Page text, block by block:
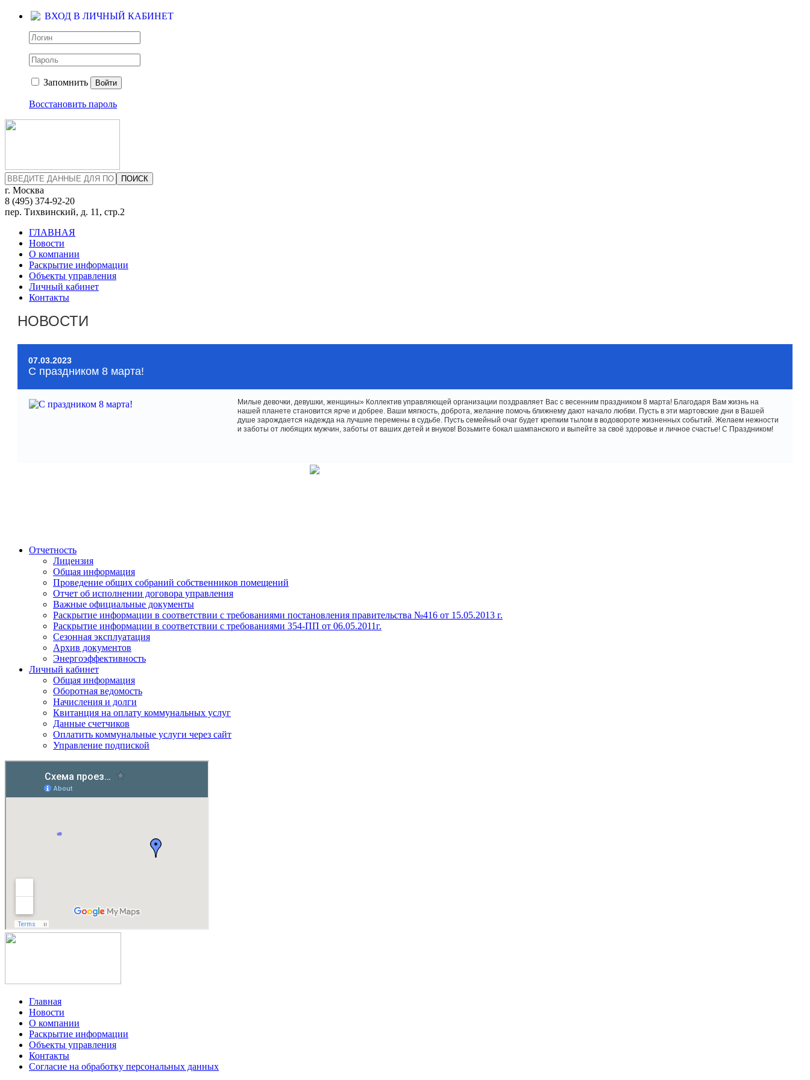
ВХОД В ЛИЧНЫЙ КАБИНЕТ
Запомнить Войти
Восстановить пароль
ПОИСК
г. Москва
8 (495) 374-92-20
пер. Тихвинский, д. 11, стр.2
ГЛАВНАЯ
Новости
О компании
Раскрытие информации
Объекты управления
Личный кабинет
Контакты
НОВОСТИ
07.03.2023
С праздником 8 марта!
Милые девочки, девушки, женщины» Коллектив управляющей организации поздравляет Вас с весенним праздником 8 марта! Благодаря Вам жизнь на
нашей планете становится ярче и добрее. Ваши мягкость, доброта, желание помочь ближнему дают начало любви. Пусть в эти мартовские дни в Вашей
душе зарождается надежда на лучшие перемены в судьбе. Пусть семейный очаг будет крепким тылом в водовороте жизненных событий. Желаем нежности
и заботы от любящих мужчин, заботы от ваших детей и внуков! Возьмите бокал шампанского и выпейте за своё здоровье и личное счастье! С Праздником!
Отчетность
Лицензия
Общая информация
Проведение общих собраний собственников помещений
Отчет об исполнении договора управления
Важные официальные документы
Раскрытие информации в соответствии с требованиями постановления правительства №416 от 15.05.2013 г.
Раскрытие информации в соответствии с требованиями 354-ПП от 06.05.2011г.
Сезонная эксплуатация
Архив документов
Энергоэффективность
Личный кабинет
Общая информация
Оборотная ведомость
Начисления и долги
Квитанция на оплату коммунальных услуг
Данные счетчиков
Оплатить коммунальные услуги через сайт
Управление подпиской
Главная
Новости
О компании
Раскрытие информации
Объекты управления
Контакты
Согласие на обработку персональных данных